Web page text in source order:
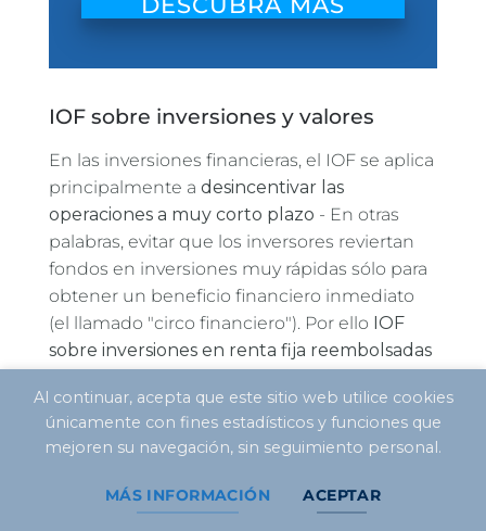
IOF sobre inversiones y valores
En las inversiones financieras, el IOF se aplica
principalmente a desincentivar las
operaciones a muy corto plazo - En otras
palabras, evitar que los inversores reviertan
fondos en inversiones muy rápidas sólo para
obtener un beneficio financiero inmediato
(el llamado "circo financiero"). Por ello IOF
sobre inversiones en renta fija reembolsadas
difiere de las demás modalidades: no se trata
de un tipo fijo sobre la cantidad invertida,
sino de un porcentaje.regresivo en función
de la renta de la aplicación, disminuyendo
Al continuar, acepta que este sitio web utilice cookies
únicamente con fines estadísticos y funciones que
mejoren su navegación, sin seguimiento personal.
MÁS INFORMACIÓN ACEPTAR